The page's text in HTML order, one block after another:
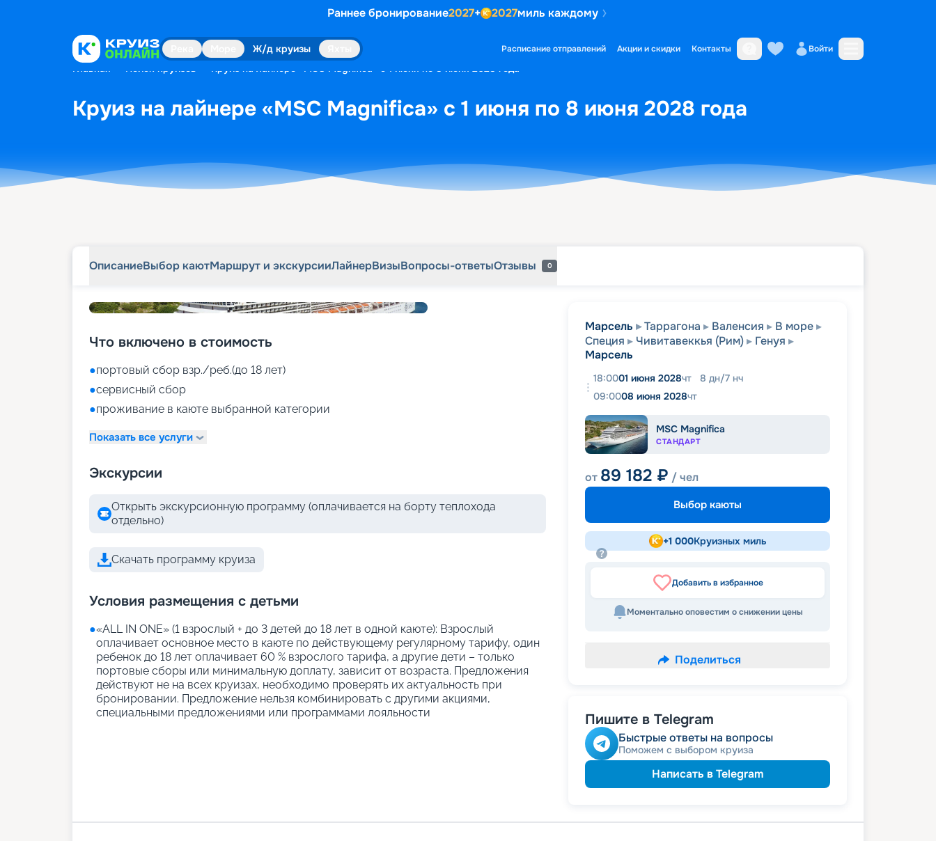
Раннее бронирование2027+ 2027миль каждому
Ж/д круизы Расписание отправлений Акции и скидки Контакты Войти
Главная Поиск круизов Круиз на лайнере «MSC Magnifica» с 1 июня по 8 июня 2028 года
Круиз на лайнере «MSC Magnifica» с 1 июня по 8 июня 2028 года
ОписаниеВыбор каютМаршрут и экскурсииЛайнерВизыВопросы-ответыОтзывы 0
Что включено в стоимость
●портовый сбор взр./реб.(до 18 лет)
●сервисный сбор
●проживание в каюте выбранной категории
Показать все услуги
Экскурсии
Открыть экскурсионную программу (оплачивается на борту теплохода
отдельно)
Скачать программу круиза
Условия размещения с детьми
●«АLL IN ONE» (1 взрослый + до 3 детей до 18 лет в одной каюте): Взрослый
оплачивает основное место в каюте по действующему регулярному тарифу, один
ребенок до 18 лет оплачивает 60 % взрослого тарифа, а другие дети – только
портовые сборы или минимальную доплату, зависит от возраста. Предложения
действуют не на всех круизах, необходимо проверять их актуальность при
бронировании. Предложение нельзя комбинировать с другими акциями,
специальными предложениями или программами лояльности
Марсель Таррагона Валенсия
В море
Специя
Чивитавеккья (Рим)
Генуя
Марсель
18:0001 июня 2028чт 8 дн/7 нч
09:0008 июня 2028чт
MSC Magnifica
СТАНДАРТ
от 89 182 ₽ / чел
Выбор каюты
+1 000Круизных миль
Добавить в избранное
Моментально оповестим о снижении цены
Поделиться
Пишите в Telegram
Быстрые ответы на вопросы
Поможем с выбором круиза
Написать в Telegram